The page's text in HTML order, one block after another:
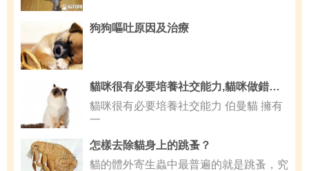
狗狗嘔吐原因及治療
貓咪很有必要培養社交能力,貓咪做錯事如何調教
貓咪很有必要培養社交能力 伯曼貓 擁有
一
怎樣去除貓身上的跳蚤？
貓的體外寄生蟲中最普遍的就是跳蚤，究